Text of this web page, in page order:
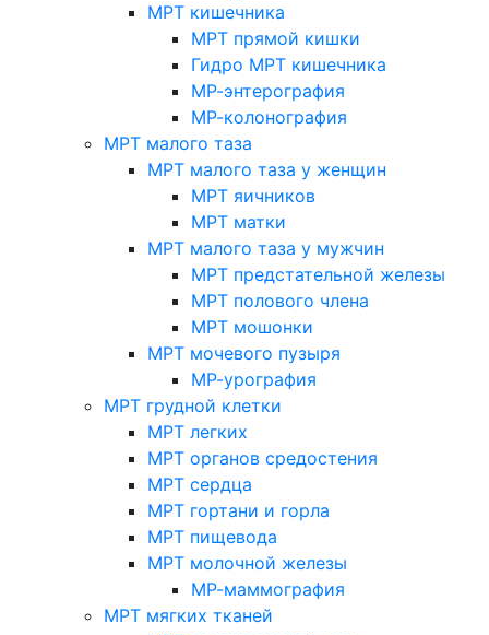
МРТ кишечника
МРТ прямой кишки
Гидро МРТ кишечника
МР-энтерография
МР-колонография
МРТ малого таза
МРТ малого таза у женщин
МРТ яичников
МРТ матки
МРТ малого таза у мужчин
МРТ предстательной железы
МРТ полового члена
МРТ мошонки
МРТ мочевого пузыря
МР-урография
МРТ грудной клетки
МРТ легких
МРТ органов средостения
МРТ сердца
МРТ гортани и горла
МРТ пищевода
МРТ молочной железы
МР-маммография
МРТ мягких тканей